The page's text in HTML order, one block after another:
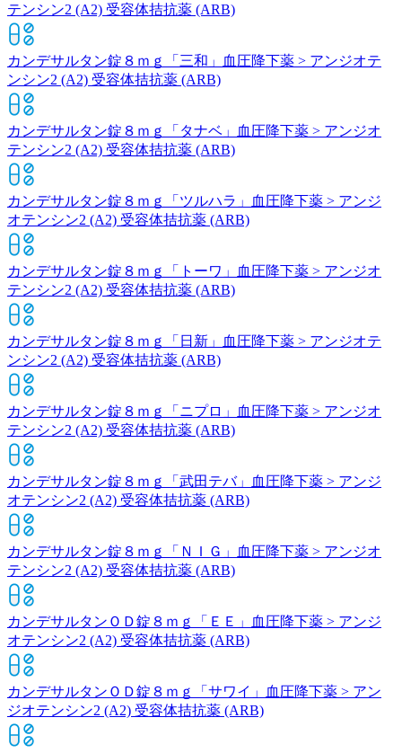
テンシン2 (A2) 受容体拮抗薬 (ARB)
カンデサルタン錠８ｍｇ「三和」
血圧降下薬 > アンジオテ
ンシン2 (A2) 受容体拮抗薬 (ARB)
カンデサルタン錠８ｍｇ「タナベ」
血圧降下薬 > アンジオ
テンシン2 (A2) 受容体拮抗薬 (ARB)
カンデサルタン錠８ｍｇ「ツルハラ」
血圧降下薬 > アンジ
オテンシン2 (A2) 受容体拮抗薬 (ARB)
カンデサルタン錠８ｍｇ「トーワ」
血圧降下薬 > アンジオ
テンシン2 (A2) 受容体拮抗薬 (ARB)
カンデサルタン錠８ｍｇ「日新」
血圧降下薬 > アンジオテ
ンシン2 (A2) 受容体拮抗薬 (ARB)
カンデサルタン錠８ｍｇ「ニプロ」
血圧降下薬 > アンジオ
テンシン2 (A2) 受容体拮抗薬 (ARB)
カンデサルタン錠８ｍｇ「武田テバ」
血圧降下薬 > アンジ
オテンシン2 (A2) 受容体拮抗薬 (ARB)
カンデサルタン錠８ｍｇ「ＮＩＧ」
血圧降下薬 > アンジオ
テンシン2 (A2) 受容体拮抗薬 (ARB)
カンデサルタンＯＤ錠８ｍｇ「ＥＥ」
血圧降下薬 > アンジ
オテンシン2 (A2) 受容体拮抗薬 (ARB)
カンデサルタンＯＤ錠８ｍｇ「サワイ」
血圧降下薬 > アン
ジオテンシン2 (A2) 受容体拮抗薬 (ARB)